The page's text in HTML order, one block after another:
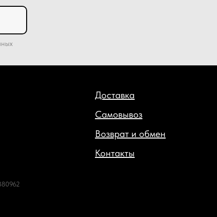
Доставка
Возврат и обмен
Самовывоз
Контакты